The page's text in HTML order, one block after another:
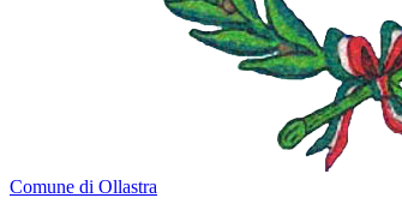
Comune di Ollastra